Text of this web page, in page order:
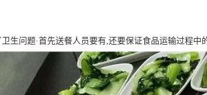
生问题·首先送餐人员要有,还要保证食品运输过程中